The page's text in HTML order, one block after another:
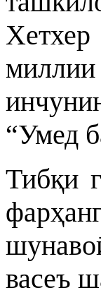
“Умед
Тибқи
васеъ